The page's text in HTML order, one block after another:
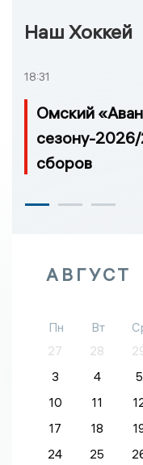
Наш Хоккей
18:31
Омский
сезону-
сборов
АВГУСТ
Пн Вт
27
28
3
4 5
10
11
17
18
24
25